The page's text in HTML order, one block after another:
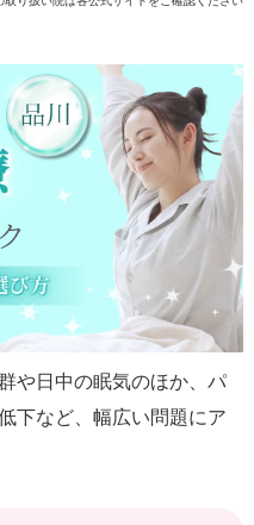
や日中の眠気のほか、パ
下など、幅広い問題にア